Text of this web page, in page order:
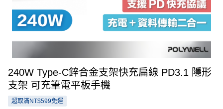
240W Type-C鋅合金支架快充扁線 PD3.1 隱形
支架 可充筆電平板手機
超取滿NT$599免運